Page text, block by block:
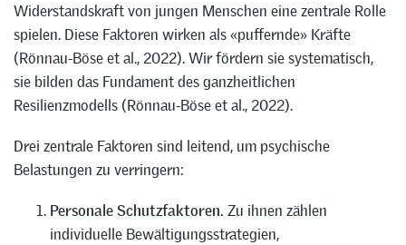
Widerstandskraft von jungen Menschen eine zentrale Rolle
spielen. Diese Faktoren wirken als «puffernde» Kräfte
(Rönnau-Böse et al., 2022). Wir fördern sie systematisch,
sie bilden das Fundament des ganzheitlichen
Resilienzmodells (Rönnau-Böse et al., 2022).
Drei zentrale Faktoren sind leitend, um psychische
Belastungen zu verringern:
Personale Schutzfaktoren. Zu ihnen zählen
individuelle Bewältigungsstrategien,